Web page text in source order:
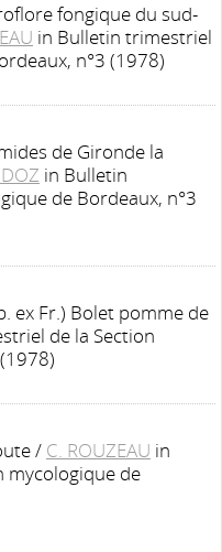
fongique du sud-
in Bulletin trimestriel
n°3 (1978)
de Gironde la
in Bulletin
de Bordeaux, n°3
ex Fr.) Bolet pomme de
de la Section
/ C. ROUZEAU in
mycologique de